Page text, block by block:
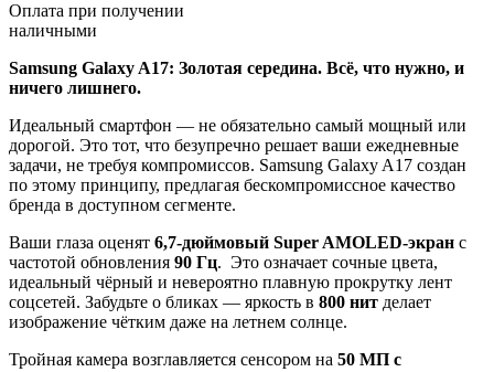
Оплата при получении
наличными
Samsung Galaxy A17: Золотая середина. Всё, что нужно, и
ничего лишнего.
Идеальный смартфон — не обязательно самый мощный или
дорогой. Это тот, что безупречно решает ваши ежедневные
задачи, не требуя компромиссов. Samsung Galaxy A17 создан
по этому принципу, предлагая бескомпромиссное качество
бренда в доступном сегменте.
Ваши глаза оценят 6,7-дюймовый Super AMOLED-экран с
частотой обновления 90 Гц. Это означает сочные цвета,
идеальный чёрный и невероятно плавную прокрутку лент
соцсетей. Забудьте о бликах — яркость в 800 нит делает
изображение чётким даже на летнем солнце.
Тройная камера возглавляется сенсором на 50 МП с